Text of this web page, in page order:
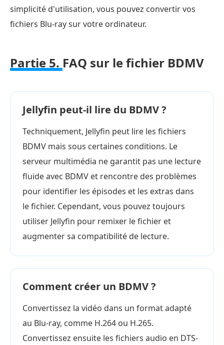
simplicité d'utilisation, vous pouvez convertir vos
fichiers Blu-ray sur votre ordinateur.
Partie 5. FAQ sur le fichier BDMV
Jellyfin peut-il lire du BDMV ?
Techniquement, Jellyfin peut lire les fichiers
BDMV mais sous certaines conditions. Le
serveur multimédia ne garantit pas une lecture
fluide avec BDMV et rencontre des problèmes
pour identifier les épisodes et les extras dans
le fichier. Cependant, vous pouvez toujours
utiliser Jellyfin pour remixer le fichier et
augmenter sa compatibilité de lecture.
Comment créer un BDMV ?
Convertissez la vidéo dans un format adapté
au Blu-ray, comme H.264 ou H.265.
Convertissez ensuite les fichiers audio en DTS-